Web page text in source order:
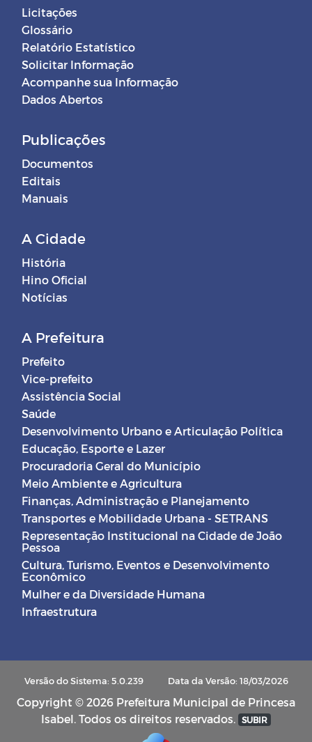
Licitações
Glossário
Relatório Estatístico
Solicitar Informação
Acompanhe sua Informação
Dados Abertos
Publicações
Documentos
Editais
Manuais
A Cidade
História
Hino Oficial
Notícias
A Prefeitura
Prefeito
Vice-prefeito
Assistência Social
Saúde
Desenvolvimento Urbano e Articulação Política
Educação, Esporte e Lazer
Procuradoria Geral do Município
Meio Ambiente e Agricultura
Finanças, Administração e Planejamento
Transportes e Mobilidade Urbana - SETRANS
Representação Institucional na Cidade de João
Pessoa
Cultura, Turismo, Eventos e Desenvolvimento
Econômico
Mulher e da Diversidade Humana
Infraestrutura
Versão do Sistema: 5.0.239 Data da Versão: 18/03/2026
Copyright © 2026 Prefeitura Municipal de Princesa
Isabel. Todos os direitos reservados. SUBIR